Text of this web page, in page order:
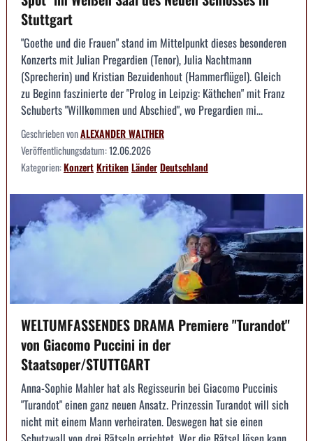
Stuttgart
"Goethe und die Frauen" stand im Mittelpunkt dieses besonderen
Konzerts mit Julian Pregardien (Tenor), Julia Nachtmann
(Sprecherin) und Kristian Bezuidenhout (Hammerflügel). Gleich
zu Beginn faszinierte der "Prolog in Leipzig: Käthchen" mit Franz
Schuberts "Willkommen und Abschied", wo Pregardien mi...
Geschrieben vonALEXANDER WALTHER
Veröffentlichungsdatum:12.06.2026
Kategorien:KonzertKritikenLänderDeutschland
WELTUMFASSENDES DRAMA Premiere "Turandot"
von Giacomo Puccini in der
Staatsoper/STUTTGART
Anna-Sophie Mahler hat als Regisseurin bei Giacomo Puccinis
"Turandot" einen ganz neuen Ansatz. Prinzessin Turandot will sich
nicht mit einem Mann verheiraten. Deswegen hat sie einen